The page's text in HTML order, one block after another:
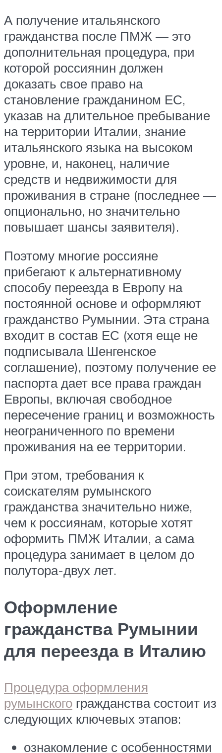
А получение итальянского
гражданства после ПМЖ — это
дополнительная процедура, при
которой россиянин должен
доказать свое право на
становление гражданином ЕС,
указав на длительное пребывание
на территории Италии, знание
итальянского языка на высоком
уровне, и, наконец, наличие
средств и недвижимости для
проживания в стране (последнее —
опционально, но значительно
повышает шансы заявителя).
Поэтому многие россияне
прибегают к альтернативному
способу переезда в Европу на
постоянной основе и оформляют
гражданство Румынии. Эта страна
входит в состав ЕС (хотя еще не
подписывала Шенгенское
соглашение), поэтому получение ее
паспорта дает все права граждан
Европы, включая свободное
пересечение границ и возможность
неограниченного по времени
проживания на ее территории.
При этом, требования к
соискателям румынского
гражданства значительно ниже,
чем к россиянам, которые хотят
оформить ПМЖ Италии, а сама
процедура занимает в целом до
полутора-двух лет.
Оформление
гражданства Румынии
для переезда в Италию
Процедура оформления
румынского гражданства состоит из
следующих ключевых этапов:
ознакомление с особенностями